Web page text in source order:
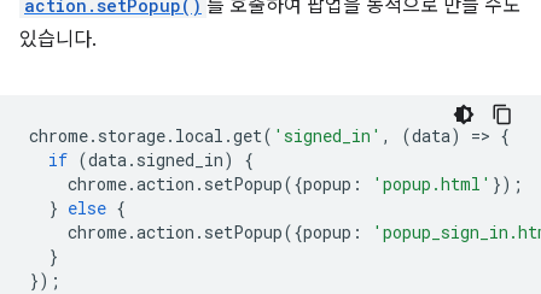
action.setPopup() 를 호출하여 팝업을 동적으로 만들 수도
있습니다.
chrome. storage. local .get( 'signed_in' , (data) => {
if (data. signed_in)
{
chrome.action . setPopup({popup : 'popup.html' });
} else {
chrome.action . setPopup({popup :
}
});